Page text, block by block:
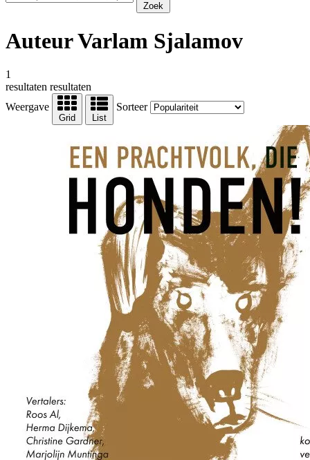
Zoek
Auteur Varlam Sjalamov
1
resultaten resultaten
Weergave
Grid List
Sorteer